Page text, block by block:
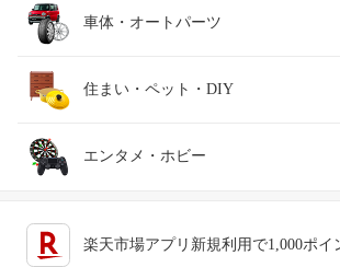
靴
腕時計
ジュエリー・アクセサリー
日本酒・焼酎
TV・オーディオ・カメラ
スマートフォン・タブレット
パソコン・周辺機器
スポーツ・アウトドア
ゴルフ
車体・オートパーツ
車用品・バイク用品
車・バイク
住まい・ペット・DIY
インテリア・寝具・収納
エンタメ・ホビー
楽天市場アプリ新規利用で1,000ポイ